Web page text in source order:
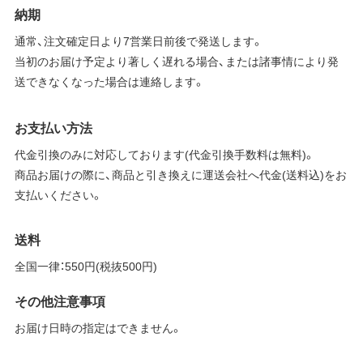
納期
通常、注文確定日より7営業日前後で発送します。
当初のお届け予定より著しく遅れる場合、または諸事情により発
送できなくなった場合は連絡します。
お支払い方法
代金引換のみに対応しております(代金引換手数料は無料)。
商品お届けの際に、商品と引き換えに運送会社へ代金(送料込)をお
支払いください。
送料
全国一律：550円(税抜500円)
その他注意事項
お届け日時の指定はできません。